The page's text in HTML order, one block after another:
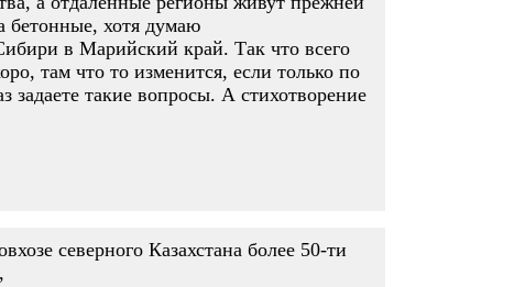
бетонные, хотя думаю
в Марийский край. Так что всего
там что то изменится, если только по
такие вопросы. А стихотворение
северного Казахстана более 50-ти